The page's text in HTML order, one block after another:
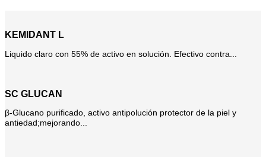
KEMIDANT L
Liquido claro con 55% de activo en solución. Efectivo contra...
SC GLUCAN
β-Glucano purificado, activo antipolución protector de la piel y
antiedad;mejorando...